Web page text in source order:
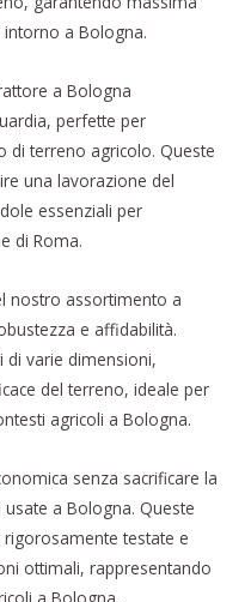
a Bologna.
a Bologna
perfette per
di terreno agricolo. Queste
una lavorazione del
essenziali per
di Roma.
nostro assortimento a
e affidabilità.
di varie dimensioni,
del terreno, ideale per
agricoli a Bologna.
senza sacrificare la
a Bologna. Queste
testate e
ottimali, rappresentando
a Bologna.